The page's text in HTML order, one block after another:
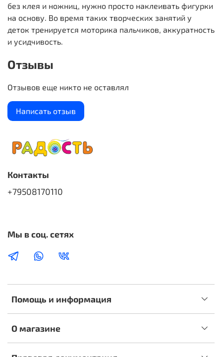
без клея и ножниц, нужно просто наклеивать фигурки
на основу. Во время таких творческих занятий у
деток тренируется моторика пальчиков, аккуратность
и усидчивость.
Отзывы
Отзывов еще никто не оставлял
Написать отзыв
Помощь и информация
О магазине
Контакты
+79508170110
Мы в соц. сетях